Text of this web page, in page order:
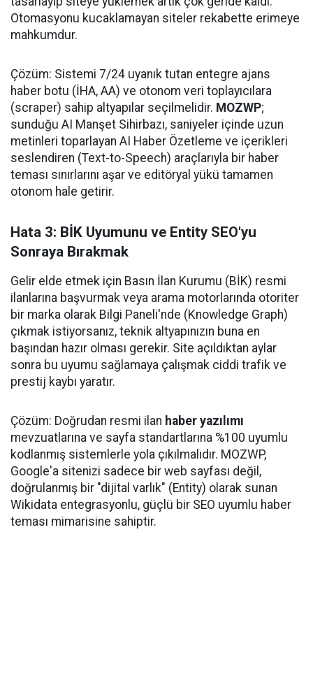
Otomasyonu kucaklamayan siteler rekabette erimeye
mahkumdur.
Çözüm: Sistemi 7/24 uyanık tutan entegre ajans
haber botu (İHA, AA) ve otonom veri toplayıcılara
(scraper) sahip altyapılar seçilmelidir. MOZWP;
sunduğu AI Manşet Sihirbazı, saniyeler içinde uzun
metinleri toparlayan AI Haber Özetleme ve içerikleri
seslendiren (Text-to-Speech) araçlarıyla bir haber
teması sınırlarını aşar ve editöryal yükü tamamen
otonom hale getirir.
Hata 3: BİK Uyumunu ve Entity SEO'yu
Sonraya Bırakmak
Gelir elde etmek için Basın İlan Kurumu (BİK) resmi
ilanlarına başvurmak veya arama motorlarında otoriter
bir marka olarak Bilgi Paneli'nde (Knowledge Graph)
çıkmak istiyorsanız, teknik altyapınızın buna en
başından hazır olması gerekir. Site açıldıktan aylar
sonra bu uyumu sağlamaya çalışmak ciddi trafik ve
prestij kaybı yaratır.
Çözüm: Doğrudan resmi ilan haber yazılımı
mevzuatlarına ve sayfa standartlarına %100 uyumlu
kodlanmış sistemlerle yola çıkılmalıdır. MOZWP,
Google'a sitenizi sadece bir web sayfası değil,
doğrulanmış bir "dijital varlık" (Entity) olarak sunan
Wikidata entegrasyonlu, güçlü bir SEO uyumlu haber
teması mimarisine sahiptir.